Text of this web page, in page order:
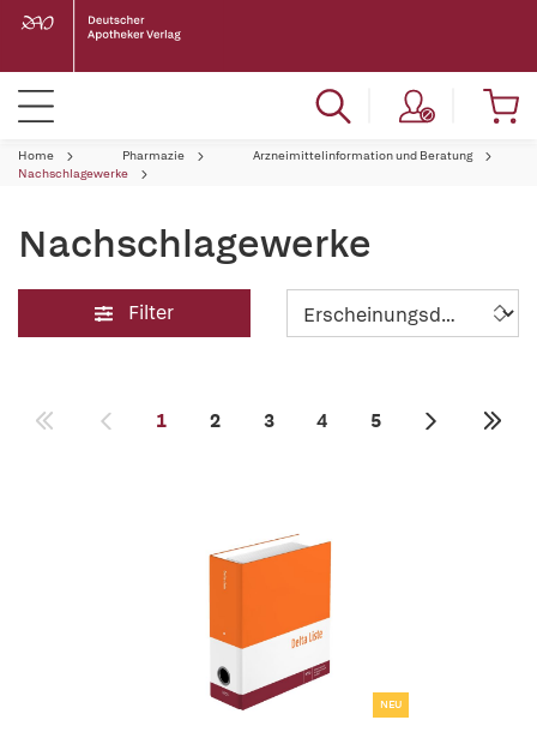
Home Pharmazie
Arzneimittelinformation und Beratung
Nachschlagewerke
Nachschlagewerke
Filter
1 2 3 4 5
NEU